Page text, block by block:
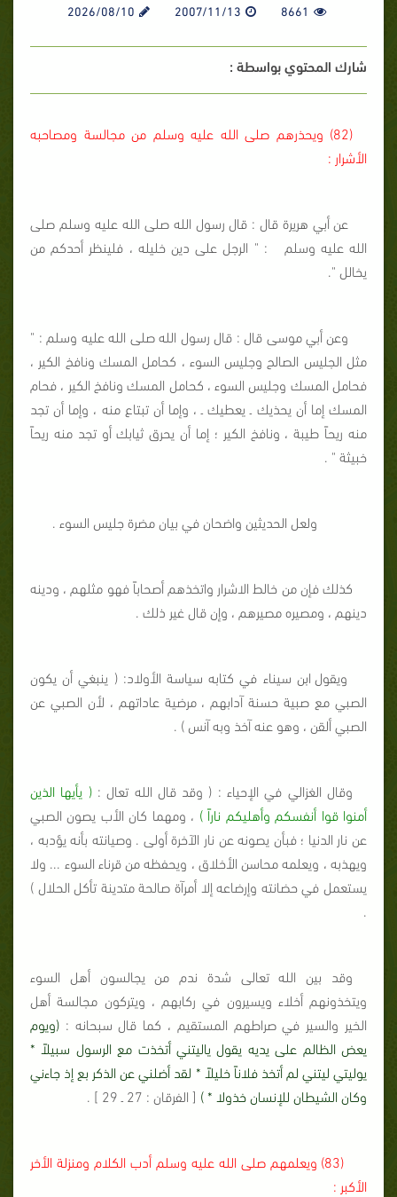
8661
2007/11/13
2026/08/10
شارك المحتوي بواسطة :
(82) ويحذرهم صلى الله عليه وسلم من مجالسة ومصاحبه
الأشرار :
عن أبي هريرة قال : قال رسول الله صلى الله عليه وسلم صلى
الله عليه وسلم
: " الرجل على دين خليله ، فلينظر أحدكم من
يخالل ".
وعن أبي موسى قال : قال رسول الله صلى الله عليه وسلم : "
مثل الجليس الصالح وجليس السوء ، كحامل المسك ونافخ الكير ،
فحامل المسك وجليس السوء ، كحامل المسك ونافخ الكير ، فحام
المسك إما أن يحذيك ـ يعطيك ـ ، وإما أن تبتاع منه ، وإما أن تجد
منه ريحاً طيبة ، ونافخ الكير ؛ إما أن يحرق ثيابك أو تجد منه ريحاً
خبيثة " .
ولعل الحديثين واضحان في بيان مضرة جليس السوء .
كذلك فإن من خالط الاشرار واتخذهم أصحاباً فهو مثلهم ، ودينه
دينهم ، ومصيره مصيرهم ، وإن قال غير ذلك .
ويقول ابن سيناء في كتابه سياسة الأولاد: ( ينبغي أن يكون
الصبي مع صبية حسنة آدابهم ، مرضية عاداتهم ، لأن الصبي عن
الصبي ألقن ، وهو عنه آخذ وبه آنس ) .
وقال الغزالي في الإحياء : ( وقد قال الله تعال :( يأيها الذين
أمنوا قوا أنفسكم وأهليكم ناراً ) ، ومهما كان الأب يصون الصبي
عن نار الدنيا ؛ فبأن يصونه عن نار الآخرة أولى . وصيانته بأنه يؤدبه ،
ويهذبه ، ويعلمه محاسن الأخلاق ، ويحفظه من قرناء السوء ... ولا
يستعمل في حضانته وإرضاعه إلا أمرآة صالحة متدينة تأكل الحلال )
.
وقد بين الله تعالى شدة ندم من يجالسون أهل السوء
ويتخذونهم أخلاء ويسيرون في ركابهم ، ويتركون مجالسة أهل
الخير والسير في صراطهم المستقيم ، كما قال سبحانه : (ويوم
يعض الظالم على يديه يقول ياليتني أتخذت مع الرسول سبيلاً *
يوليتي ليتني لم أتخذ فلاناً خليلاً * لقد أضلني عن الذكر بع إذ جاءني
وكان الشيطان للإنسان خذولا * ) [ الفرقان : 27 ـ 29 ] .
(83) ويعلمهم صلى الله عليه وسلم أدب الكلام ومنزلة الأخر
الأكبر :